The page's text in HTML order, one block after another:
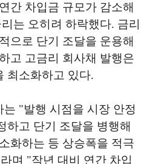
간 차입금 규모가 감소해
는 오히려 하락했다. 금리
으로 단기 조달을 운용해
고 고금리 회사채 발행은
최소화하고 있다.
"발행 시점을 시장 안정
하고 단기 조달을 병행해
화하는 등 상승폭을 적극
며 "작년 대비 연간 차입